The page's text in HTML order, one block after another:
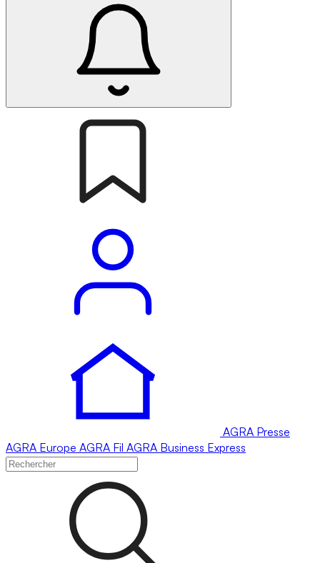
AGRA Presse
AGRA Europe AGRA Fil AGRA Business Express